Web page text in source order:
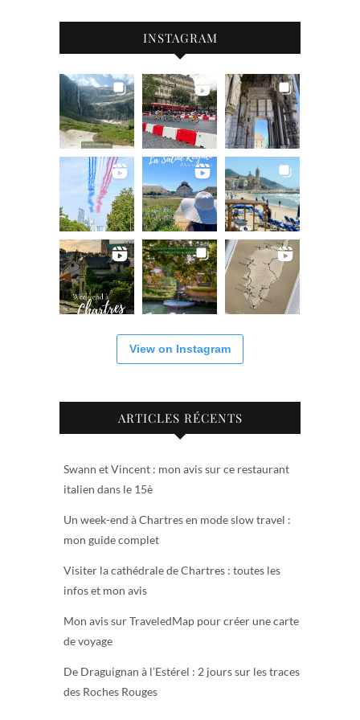
INSTAGRAM
View on Instagram
ARTICLES RÉCENTS
Swann et Vincent : mon avis sur ce restaurant
italien dans le 15è
Un week-end à Chartres en mode slow travel :
mon guide complet
Visiter la cathédrale de Chartres : toutes les
infos et mon avis
Mon avis sur TraveledMap pour créer une carte
de voyage
De Draguignan à l’Estérel : 2 jours sur les traces
des Roches Rouges